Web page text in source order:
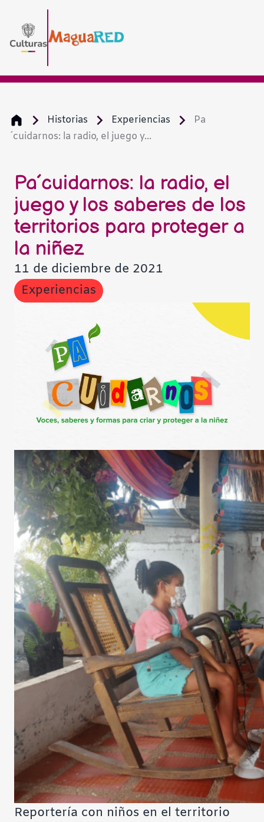
Historias Experiencias
Pa
´cuidarnos: la radio, el juego y...
Pa´cuidarnos: la radio, el
juego y los saberes de los
territorios para proteger a
la niñez
11 de diciembre de 2021
Experiencias
Reportería con niños en el territorio